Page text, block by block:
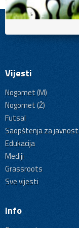
Vijesti
Nogomet (M)
Nogomet (Ž)
Futsal
Saopštenja za javnost
Edukacija
Mediji
Grassroots
Sve vijesti
Info